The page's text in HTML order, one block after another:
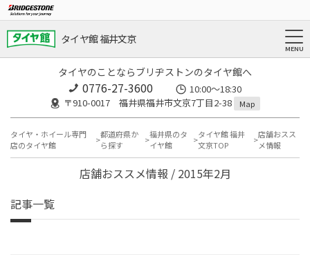
タイヤ館 福井文京
タイヤのことならブリヂストンのタイヤ館へ
0776-27-3600
10:00～18:30
〒910-0017 福井県福井市文京7丁目2-38
Map
タイヤ・ホイール専門
店のタイヤ館
都道府県か
ら探す
福井県のタ
イヤ館
タイヤ館 福井
文京TOP
店舗おスス
メ情報
店舗おススメ情報 / 2015年2月
記事一覧